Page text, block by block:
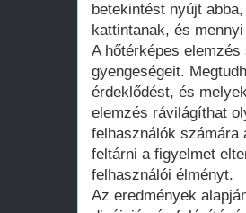
betekintést nyújt
kattintanak, és
A hőtérképes
gyengeségeit.
érdeklődést, és
elemzés rávilágíthat
felhasználók számára
feltárni a figyelmet
felhasználói élményt.
Az eredmények